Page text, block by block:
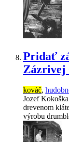
Pridať
Zázrivej
kováč,
Jozef
drevenom
výrobu